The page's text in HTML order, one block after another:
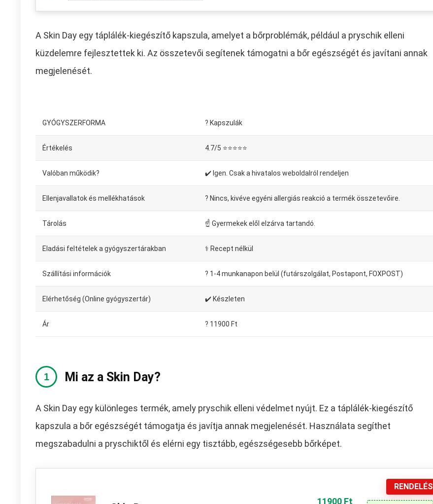
A Skin Day egy táplálék-kiegészítő kapszula, amelyet a bőrproblémák, például a pryschik elleni
küzdelemre fejlesztettek ki. Az összetevői segítenek támogatni a bőr egészségét és javítani annak
megjelenését.
GYÓGYSZERFORMA ? Kapszulák
Értékelés 4.7/5 ⭐⭐⭐⭐⭐
Valóban működik? ✔️ Igen. Csak a hivatalos weboldalról rendeljen
Ellenjavallatok és mellékhatások ? Nincs, kivéve egyéni allergiás reakció a termék összetevőire.
Tárolás ☝ Gyermekek elől elzárva tartandó.
Eladási feltételek a gyógyszertárakban ⚕️ Recept nélkül
Szállítási információk ?️ 1-4 munkanapon belül (futárszolgálat, Postapont, FOXPOST)
Elérhetőség (Online gyógyszertár) ✔️ Készleten
Ár ? 11900 Ft
Mi az a Skin Day?
A Skin Day egy különleges termék, amely pryschik elleni védelmet nyújt. Ez a táplálék-kiegészítő
kapszula a bőr egészségét támogatja és javítja annak megjelenését. Használata segíthet
megszabadulni a pryschiktől és elérni egy tisztább, egészségesebb bőrképet.
11900 Ft
RENDELÉS